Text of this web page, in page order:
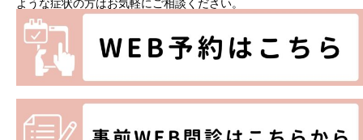
ような症状の方はお気軽にご相談ください。